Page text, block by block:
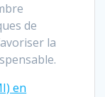
de
la
en